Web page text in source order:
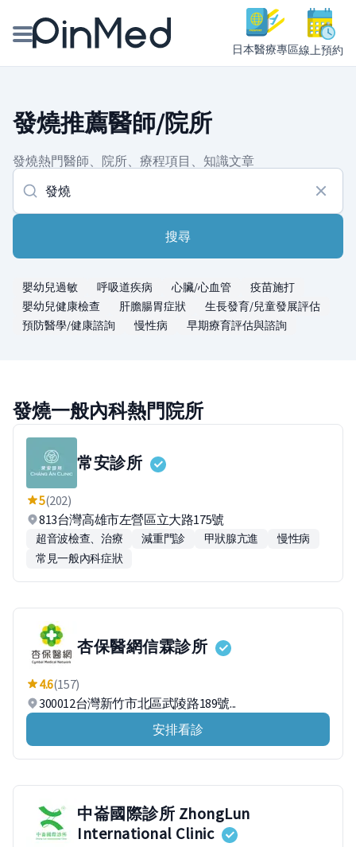
日本醫療專區線上預約
醫師專欄專訪
健康主題館
我是醫療人員
發燒推薦醫師/院所
發燒熱門醫師、院所、療程項目、知識文章
搜尋
嬰幼兒過敏 呼吸道疾病 心臟/心血管
疫苗施打
嬰幼兒健康檢查
肝膽腸胃症狀
生長發育/兒童發展評估
預防醫學/健康諮詢
慢性病 早期療育評估與諮詢
發燒一般內科熱門院所
常安診所
5(202)
813台灣高雄市左營區立大路175號
超音波檢查、治療 減重門診 甲狀腺亢進
慢性病
常見一般內科症狀
杏保醫網信霖診所
4.6(157)
300012台灣新竹市北區武陵路189號...
安排看診
中崙國際診所 ZhongLun
International Clinic